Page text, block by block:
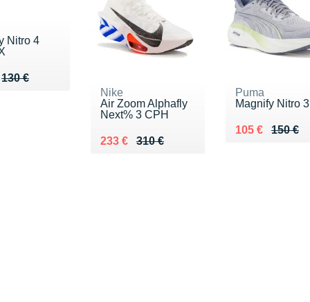
Nitro 4
130 €130 €
€
Nike
Air Zoom Alphafly
Next% 3 CPH
310 €
Au lieu de 310 €
233 €
Vendu 233 €
Puma
Magnify Nitro 3
150 €
Au lieu de
105 €
Vendu 105 €